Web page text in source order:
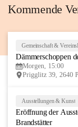
Kommende
Gemeinschaft &
Dämmerschoppen
Morgen, 15:00
Prigglitz 39, 2640
Ausstellungen & Kunst
Eröffnung der
Brandstätter